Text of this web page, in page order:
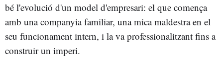
bé l'evolució d'un model d'empresari: el que comença
amb una companyia familiar, una mica maldestra en el
seu funcionament intern, i la va professionalitzant fins a
construir un imperi.